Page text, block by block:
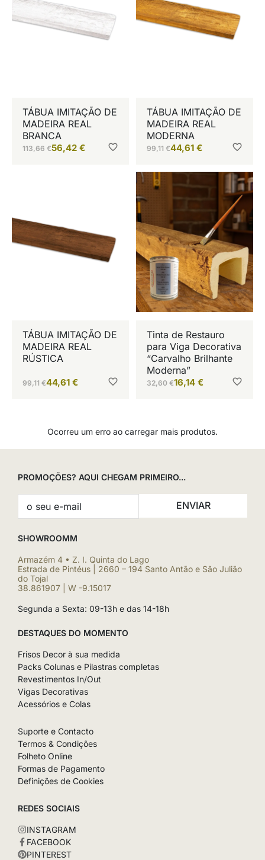
TÁBUA IMITAÇÃO DE
MADEIRA REAL
BRANCA
113,66 €56,42 €
TÁBUA IMITAÇÃO DE
MADEIRA REAL
MODERNA
99,11 €44,61 €
TÁBUA IMITAÇÃO DE
MADEIRA REAL
RÚSTICA
99,11 €44,61 €
Tinta de Restauro
para Viga Decorativa
“Carvalho Brilhante
Moderna”
32,60 €16,14 €
Ocorreu um erro ao carregar mais produtos.
PROMOÇÕES? AQUI CHEGAM PRIMEIRO...
ENVIAR
SHOWROOMM
Armazém 4 • Z. I. Quinta do Lago
Estrada de Pintéus | 2660 – 194 Santo Antão e São Julião
do Tojal
38.861907 | W -9.15017
Segunda a Sexta: 09-13h e das 14-18h
DESTAQUES DO MOMENTO
Frisos Decor à sua medida
Packs Colunas e Pilastras completas
Revestimentos In/Out
Vigas Decorativas
Acessórios e Colas
Suporte e Contacto
Termos & Condições
Folheto Online
Formas de Pagamento
Definições de Cookies
REDES SOCIAIS
INSTAGRAM
FACEBOOK
PINTEREST